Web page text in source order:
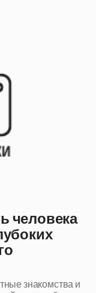
человека
знакомства и